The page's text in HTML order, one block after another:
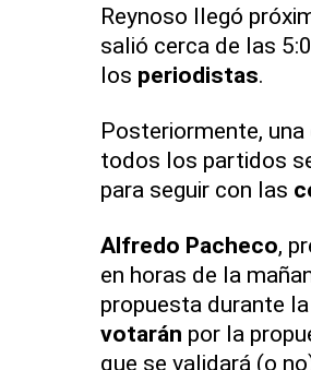
Reynoso llegó
salió cerca de las
los periodistas.
Posteriormente, una
todos los partidos
para seguir con las
Alfredo Pacheco,
en horas de la
propuesta durante
votarán por la
que se validará (o